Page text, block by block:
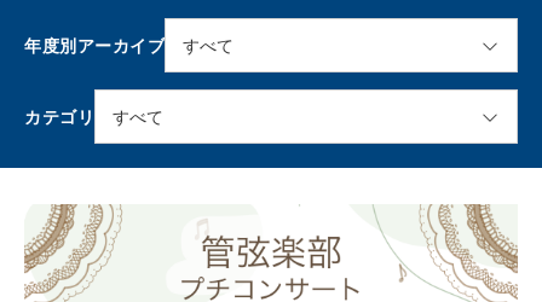
年度別アーカイブ
カテゴリ